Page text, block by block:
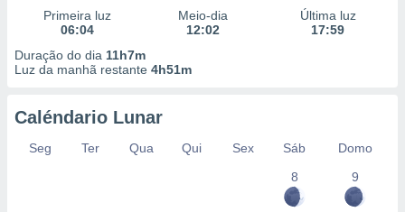
Primeira luz
06:04
Meio-dia
12:02
Última luz
17:59
Duração do dia 11h7m
Luz da manhã restante 4h51m
Caléndario Lunar
Seg Ter Qua Qui Sex Sáb
Domo
8
9